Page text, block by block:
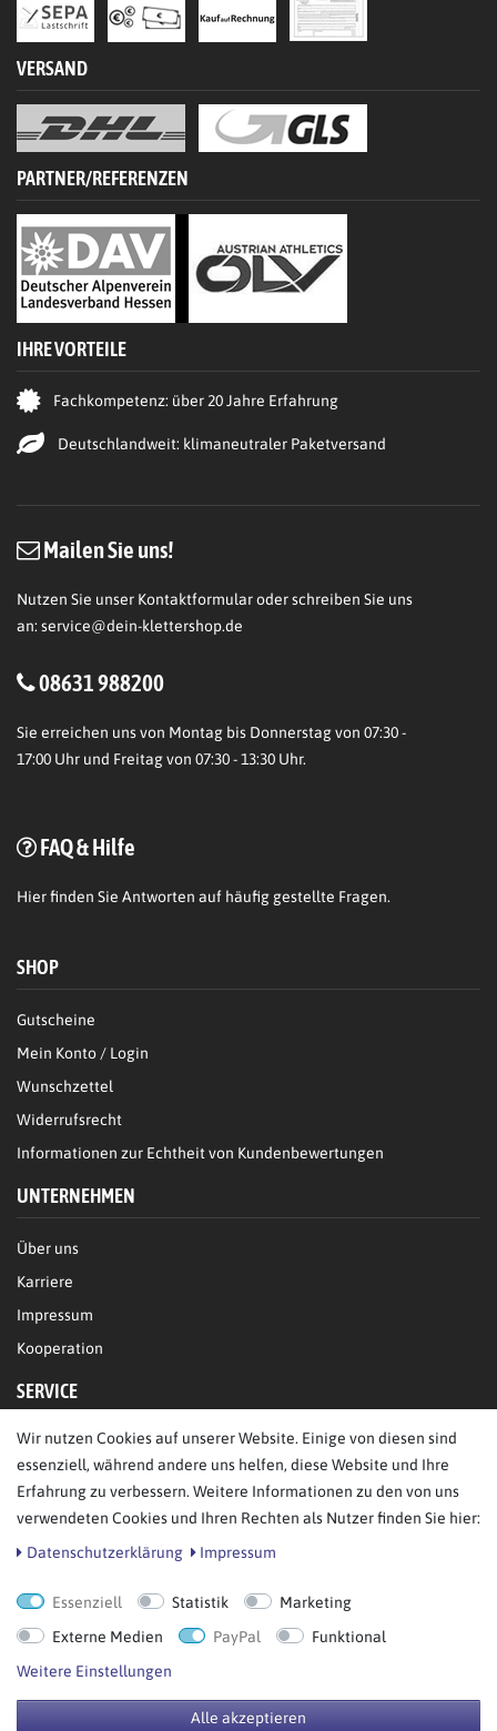
VERSAND
PARTNER/REFERENZEN
IHRE VORTEILE
Fachkompetenz: über 20 Jahre Erfahrung
Deutschlandweit: klimaneutraler Paketversand
Mailen Sie uns!
Nutzen Sie unser Kontaktformular oder schreiben Sie uns
an: service@dein-klettershop.de
08631 988200
Sie erreichen uns von Montag bis Donnerstag von 07:30 -
17:00 Uhr und Freitag von 07:30 - 13:30 Uhr.
FAQ & Hilfe
Hierfinden Sie Antworten auf häufig gestellte Fragen.
SHOP
Gutscheine
Mein Konto / Login
Wunschzettel
Widerrufsrecht
Informationen zur Echtheit von Kundenbewertungen
UNTERNEHMEN
Über uns
Karriere
Impressum
Kooperation
SERVICE
FAQ/Hilfe
Datenschutz
AGB
Bestellung widerrufen
© Copyright 2026 BB Sport GmbH & Co KG. Alle Rechte vorbehalten.
Wir nutzen Cookies auf unserer Website. Einige von diesen sind
essenziell, während andere uns helfen, diese Website und Ihre
Erfahrung zu verbessern. Weitere Informationen zu den von uns
verwendeten Cookies und Ihren Rechten als Nutzer finden Sie hier:
Daten­schutz­erklärung
Impressum
Essenziell Statistik
Marketing
Externe Medien
PayPal
Funktional
Weitere Einstellungen
Alle akzeptieren